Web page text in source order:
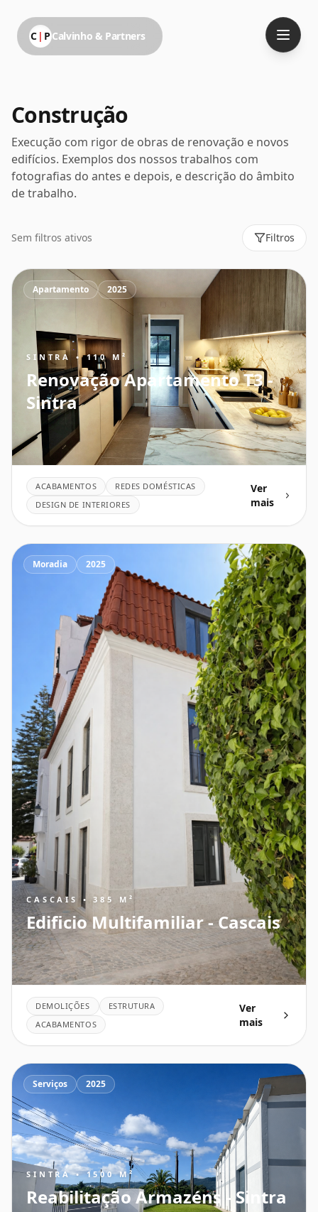
C | P Calvinho & Partners
Construção
Execução com rigor de obras de renovação e novos
edifícios. Exemplos dos nossos trabalhos com
fotografias do antes e depois, e descrição do âmbito
de trabalho.
Sem filtros ativos Filtros
Apartamento 2025
SINTRA • 110 M²
Renovação Apartamento T3 -
Sintra
ACABAMENTOS
REDES DOMÉSTICAS
DESIGN DE INTERIORES
Ver
mais
Moradia 2025
CASCAIS • 385 M²
Edificio Multifamiliar - Cascais
DEMOLIÇÕES
ESTRUTURA
ACABAMENTOS
Ver
mais
Serviços 2025
SINTRA • 1500 M²
Reabilitação Armazéns - Sintra